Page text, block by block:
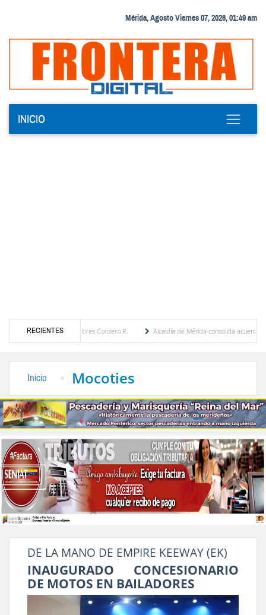
Mérida, Agosto Viernes 07, 2026, 01:49 am
INICIO
RECIENTES
María Eugenia Febres Cordero R.
Alcaldía de Mérida consolida acuerdos con
Inicio Mocoties
DE LA MANO DE EMPIRE KEEWAY (EK)
INAUGURADO CONCESIONARIO
DE MOTOS EN BAILADORES